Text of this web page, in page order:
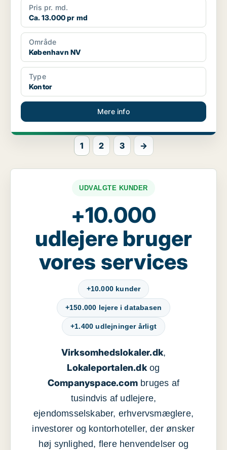
Pris pr. md.
Ca. 13.000 pr md
Område
København NV
Type
Kontor
Mere info
1 2 3 →
UDVALGTE KUNDER
+10.000
udlejere bruger
vores services
+10.000 kunder
+150.000 lejere i databasen
+1.400 udlejninger årligt
Virksomhedslokaler.dk,
Lokaleportalen.dkog
Companyspace.com bruges af
tusindvis af udlejere,
ejendomsselskaber, erhvervsmæglere,
investorer og kontorhoteller, der ønsker
høj synlighed, flere henvendelser og